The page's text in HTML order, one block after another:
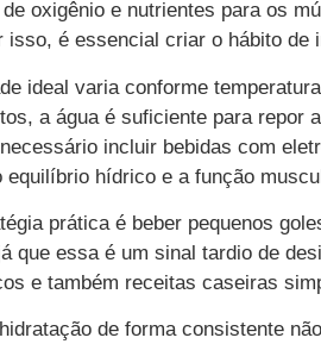
oxigênio e nutrientes para os
isso, é essencial criar o hábito de
ideal varia conforme
a água é suficiente para repor
incluir bebidas com
equilíbrio hídrico e a função
prática é beber pequenos
que essa é um sinal tardio de
e também receitas caseiras
de forma consistente